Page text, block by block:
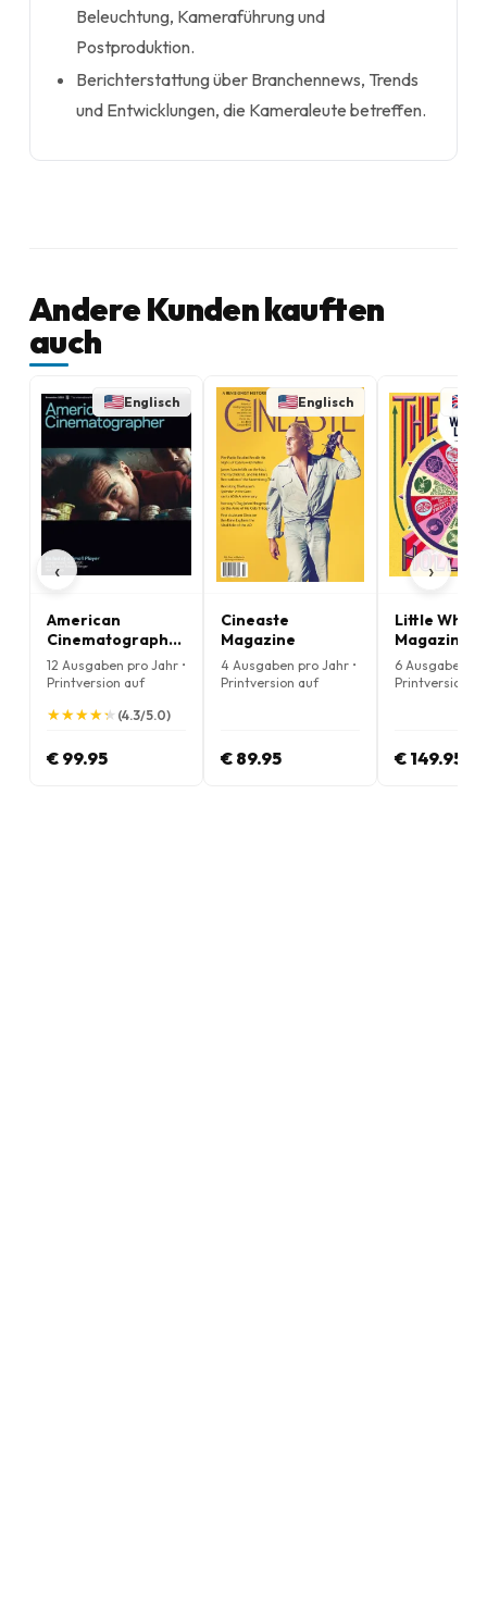
Beleuchtung, Kameraführung und
Postproduktion.
Berichterstattung über Branchennews, Trends
und Entwicklungen, die Kameraleute betreffen.
Andere Kunden kauften
auch
‹
Englisch
American
Cinematographer
Magazine
12 Ausgaben pro Jahr •
Printversion auf
★
★★
★★
★★
★★
★ (4.3/5.0)
€ 99.95
Englisch
Cineaste
Magazine
4 Ausgaben pro Jahr •
Printversion auf
€ 89.95
Little White
Magazine
6 Ausgaben
Printversion
€ 149.95
›